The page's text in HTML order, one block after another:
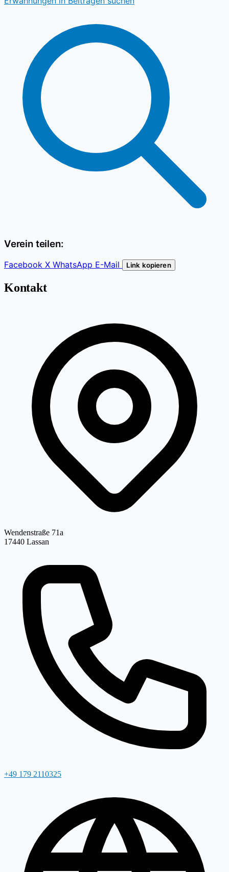
Verein teilen:
Facebook X WhatsApp E-Mail Link kopieren
Kontakt
Wendenstraße 71a
17440 Lassan
+49 179 2110325